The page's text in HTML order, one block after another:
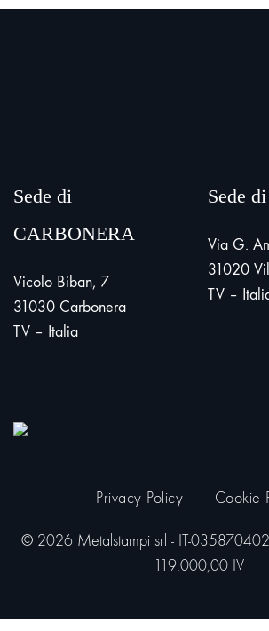
Sede di
CARBONERA
Vicolo Biban, 7
31030 Carbonera
TV – Italia
Sede
Via G.
31020
TV –
© 2026 Metalstampi srl - IT-
119.000,00 IV
Privacy Policy Cookie